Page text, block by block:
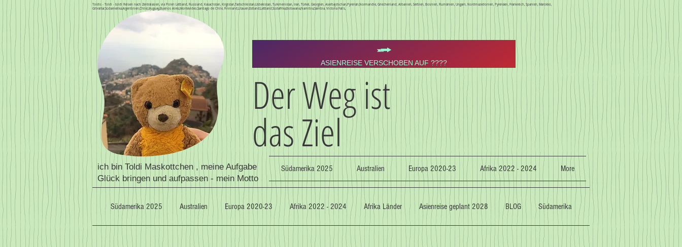
Toldis - Toldi - toldi Reisen nach Zentralasien, via Polen Lettland, Russland, Kasachstan, Kirgistan,Tadschikistan,Usbekistan, Turkmenistan, Iran, Türkei, Georgien, Aserbajdschan,Pyrenän,Normandie, Griechenland, Albanien, Serbien, Bosnien, Rumänien, Ungarn, Nordmazedonien, Pyrenäen, Frankreich, Spanien, Marokko,
Gibraltar,Südamerika,Argentinien,Chile,Uruguay,Buenos Aires,Montevideo,Santiago de Chile, Finnland,Litauen,Estland,Lettland,Südafrika,Botswana,Namibia,Sambia, Victoria Falls,
ASIENREISE VERSCHOBEN AUF ????
Der Weg ist
das Ziel
ich bin Toldi Maskottchen , meine Aufgabe
Glück bringen und aufpassen - mein Motto
Südamerika 2025 Australien Europa 2020-23 Afrika 2022 - 2024 More
Südamerika 2025 Australien Europa 2020-23 Afrika 2022 - 2024 Afrika Länder Asienreise geplant 2028 BLOG Südamerika